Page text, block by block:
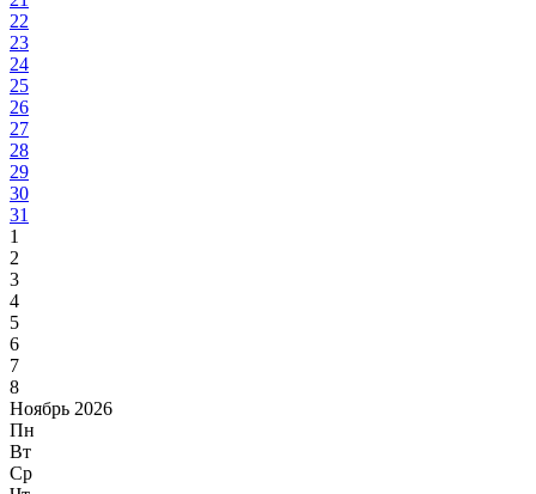
22
23
24
25
26
27
28
29
30
31
1
2
3
4
5
6
7
8
Ноябрь 2026
Пн
Вт
Ср